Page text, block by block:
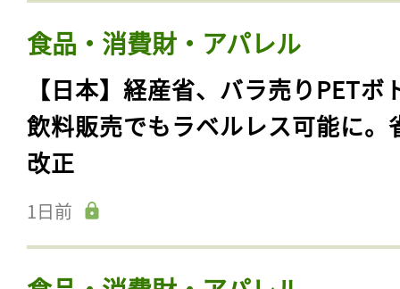
食品・消費財・アパレル
【日本】経産省、バラ売りPETボ
飲料販売でもラベルレス可能に。
改正
1日前